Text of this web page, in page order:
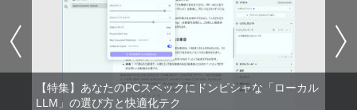
【特集】あなたのPCスペックにドンピシャな「ローカル
LLM」の選び方と快適化テク